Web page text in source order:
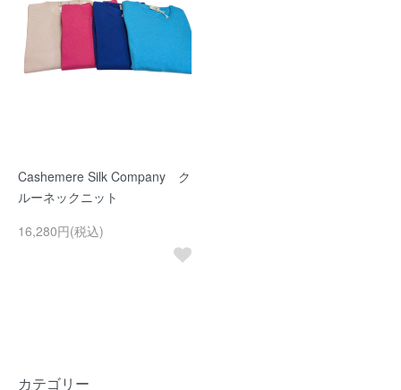
Cashemere Silk Company ク
ルーネックニット
16,280円(税込)
カテゴリー